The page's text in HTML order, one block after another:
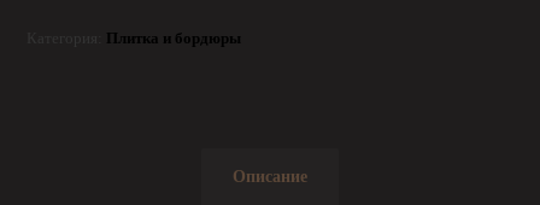
Плитка и бордюры
Описание